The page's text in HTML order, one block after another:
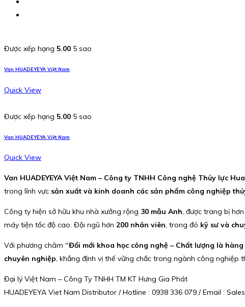
Được xếp hạng 5.00 5 sao
Van HUADEYEYA Việt Nam
Quick View
Được xếp hạng 5.00 5 sao
Van HUADEYEYA Việt Nam
Quick View
Van HUADEYEYA Việt Nam – Công ty TNHH Công nghệ Thủy lực
trong lĩnh vực sản xuất và kinh doanh các sản phẩm công nghiệp
Công ty hiện sở hữu khu nhà xưởng rộng 30 mẫu Anh, được trang bị hơn
máy tiện tốc độ cao. Đội ngũ hơn 200 nhân viên, trong đó kỹ sư và
Với phương châm “Đổi mới khoa học công nghệ – Chất lượng là hàng
chuyên nghiệp, khẳng định vị thế vững chắc trong ngành công nghiệp
Đại lý Việt Nam – Công Ty TNHH TM KT Hưng Gia Phát
HUADEYEYA Viet Nam Distributor / Hotline : 0938 336 079 / Email :